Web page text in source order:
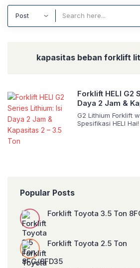
kapasitas beban forklift
Forklift HELI G2
Daya 2 Jam &
G2 Lithium Forklift
Spesifikasi HELI
Popular Posts
Forklift Toyota 3.5 Ton
Forklift Toyota 2.5 Ton